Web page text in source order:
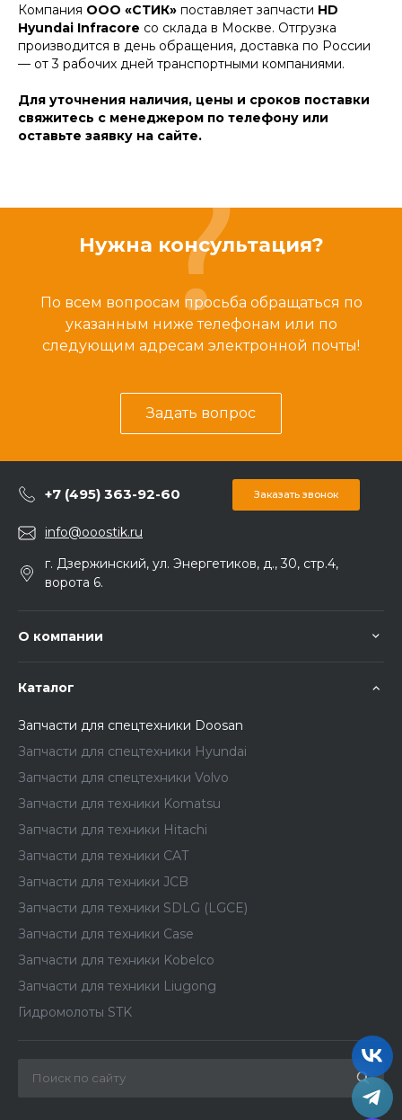
Компания ООО «СТИК» поставляет запчасти HD
Hyundai Infracore со склада в Москве. Отгрузка
производится в день обращения, доставка по России
— от 3 рабочих дней транспортными компаниями.
Для уточнения наличия, цены и сроков поставки
свяжитесь с менеджером по телефону или
оставьте заявку на сайте.
Нужна консультация?
По всем вопросам просьба обращаться по
указанным ниже телефонам или по
следующим адресам электронной почты!
Задать вопрос
+7 (495) 363-92-60 Заказать звонок
info@ooostik.ru
г. Дзержинский, ул. Энергетиков, д., 30, стр.4,
ворота 6.
О компании
Каталог
Запчасти для спецтехники Doosan
Запчасти для спецтехники Hyundai
Запчасти для спецтехники Volvo
Запчасти для техники Komatsu
Запчасти для техники Hitachi
Запчасти для техники CAT
Запчасти для техники JCB
Запчасти для техники SDLG (LGCE)
Запчасти для техники Case
Запчасти для техники Kobelco
Запчасти для техники Liugong
Гидромолоты STK